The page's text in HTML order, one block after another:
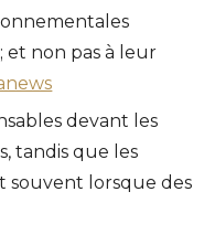
et non pas à leur
devant les
tandis que les
souvent lorsque des